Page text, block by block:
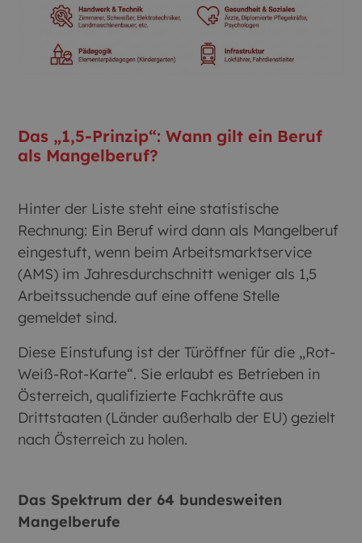
Das „1,5-Prinzip“: Wann gilt ein Beruf
als Mangelberuf?
Hinter der Liste steht eine statistische
Rechnung: Ein Beruf wird dann als Mangelberuf
eingestuft, wenn beim Arbeitsmarktservice
(AMS) im Jahresdurchschnitt weniger als 1,5
Arbeitssuchende auf eine offene Stelle
gemeldet sind.
Diese Einstufung ist der Türöffner für die „Rot-
Weiß-Rot-Karte“. Sie erlaubt es Betrieben in
Österreich, qualifizierte Fachkräfte aus
Drittstaaten (Länder außerhalb der EU) gezielt
nach Österreich zu holen.
Das Spektrum der 64 bundesweiten
Mangelberufe